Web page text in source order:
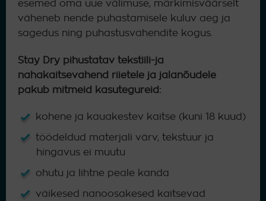
esemed oma uue välimuse, märkimisväärselt
väheneb nende puhastamisele kuluv aeg ja
sagedus ning puhastusvahendite kogus.
Stay Dry pihustatav tekstiili-ja
nahakaitsevahend riietele ja jalanõudele
pakub mitmeid kasutegureid:
kohene ja kauakestev kaitse (kuni 18 kuud)
töödeldud materjali värv, tekstuur ja
hingavus ei muutu
ohutu ja lihtne peale kanda
väikesed nanoosakesed kaitsevad